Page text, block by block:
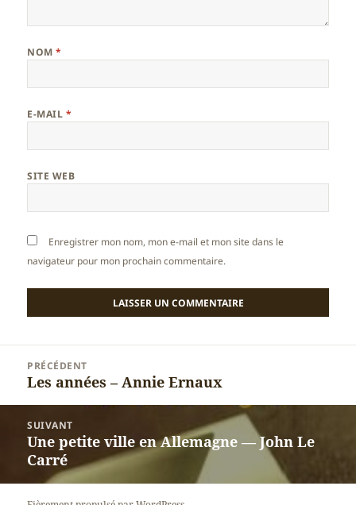
NOM*
E-MAIL *
SITE WEB
Enregistrer mon nom, mon e-mail et mon site dans le
navigateur pour mon prochain commentaire.
l’article
PRÉCÉDENT
Article
Les années – Annie Ernaux
SUIVANT
Article
suivant :
Une petite ville en Allemagne — John Le
Carré